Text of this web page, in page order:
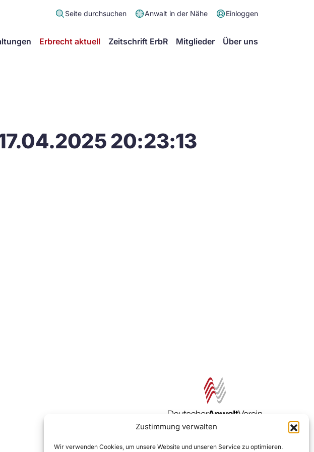
Zustimmung verwalten
Wir verwenden Cookies, um unsere Website und unseren Service zu optimieren.
Seite durchsuchen Anwalt in der Nähe Einloggen
Erbrecht aktuell Zeitschrift ErbR Mitglieder Über uns
20:23:13
Zur DAV Webseite